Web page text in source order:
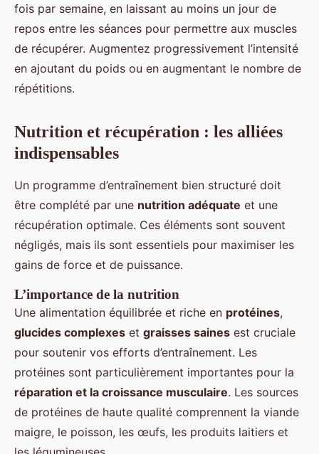
fois par semaine, en laissant au moins un jour de
repos entre les séances pour permettre aux muscles
de récupérer. Augmentez progressivement l’intensité
en ajoutant du poids ou en augmentant le nombre de
répétitions.
Nutrition et récupération : les alliées
indispensables
Un programme d’entraînement bien structuré doit
être complété par une nutrition adéquate et une
récupération optimale. Ces éléments sont souvent
négligés, mais ils sont essentiels pour maximiser les
gains de force et de puissance.
L’importance de la nutrition
Une alimentation équilibrée et riche en protéines,
glucides complexes et graisses saines est cruciale
pour soutenir vos efforts d’entraînement. Les
protéines sont particulièrement importantes pour la
réparation et la croissance musculaire. Les sources
de protéines de haute qualité comprennent la viande
maigre, le poisson, les œufs, les produits laitiers et